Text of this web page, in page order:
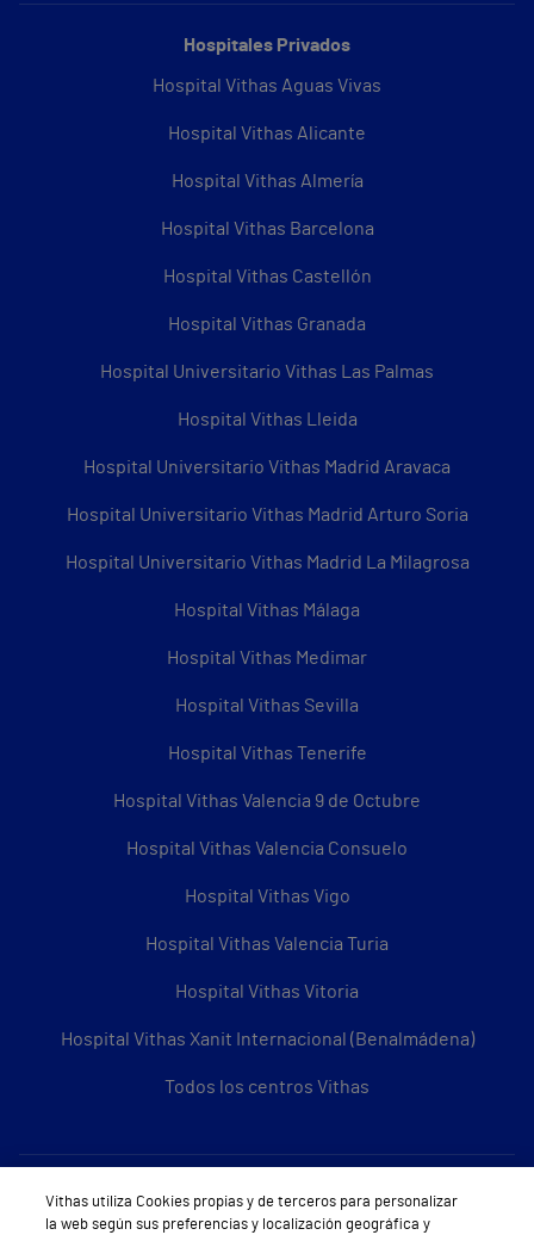
Hospitales Privados
Hospital Vithas Aguas Vivas
Hospital Vithas Alicante
Hospital Vithas Almería
Hospital Vithas Barcelona
Hospital Vithas Castellón
Hospital Vithas Granada
Hospital Universitario Vithas Las Palmas
Hospital Vithas Lleida
Hospital Universitario Vithas Madrid Aravaca
Hospital Universitario Vithas Madrid Arturo Soria
Hospital Universitario Vithas Madrid La Milagrosa
Hospital Vithas Málaga
Hospital Vithas Medimar
Hospital Vithas Sevilla
Hospital Vithas Tenerife
Hospital Vithas Valencia 9 de Octubre
Hospital Vithas Valencia Consuelo
Hospital Vithas Vigo
Hospital Vithas Valencia Turia
Hospital Vithas Vitoria
Hospital Vithas Xanit Internacional (Benalmádena)
Todos los centros Vithas
Sobre Vithas
Vithas utiliza Cookies propias y de terceros para personalizar
la web según sus preferencias y localización geográfica y